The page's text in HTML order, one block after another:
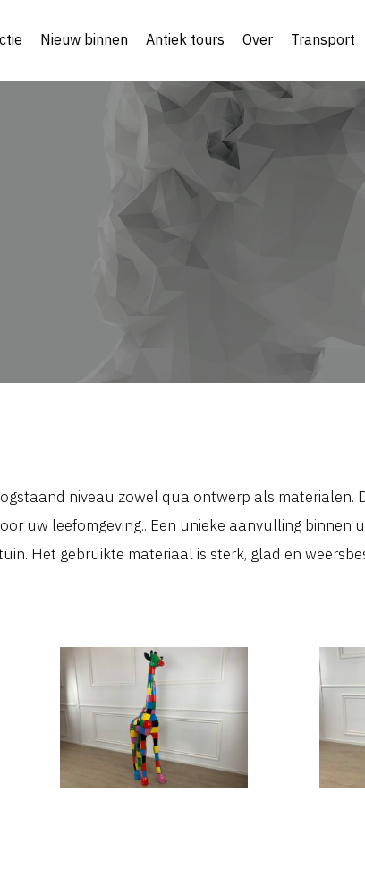
Nieuw binnen Antiek tours Over Transport
niveau zowel qua ontwerp als materialen.
uw leefomgeving.. Een unieke aanvulling binnen
Het gebruikte materiaal is sterk, glad en
PC-21